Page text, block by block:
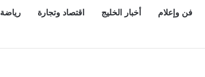
فن وإعلام أخبار الخليج اقتصاد وتجارة رياضة